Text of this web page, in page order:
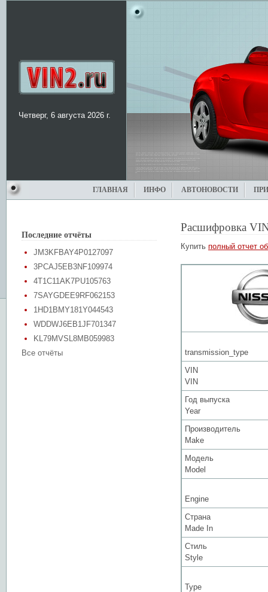
Четверг, 6 августа 2026 г.
ГЛАВНАЯ ИНФО АВТОНОВОСТИ
Последние отчёты
JM3KFBAY4P0127097
3PCAJ5EB3NF109974
4T1C11AK7PU105763
7SAYGDEE9RF062153
1HD1BMY181Y044543
WDDWJ6EB1JF701347
KL79MVSL8MB059983
Все отчёты
Расшифровка
Купить полный отчет
transmission_type
VIN
VIN
Год выпуска
Year
Производитель
Make
Модель
Model
Engine
Страна
Made In
Стиль
Style
Type